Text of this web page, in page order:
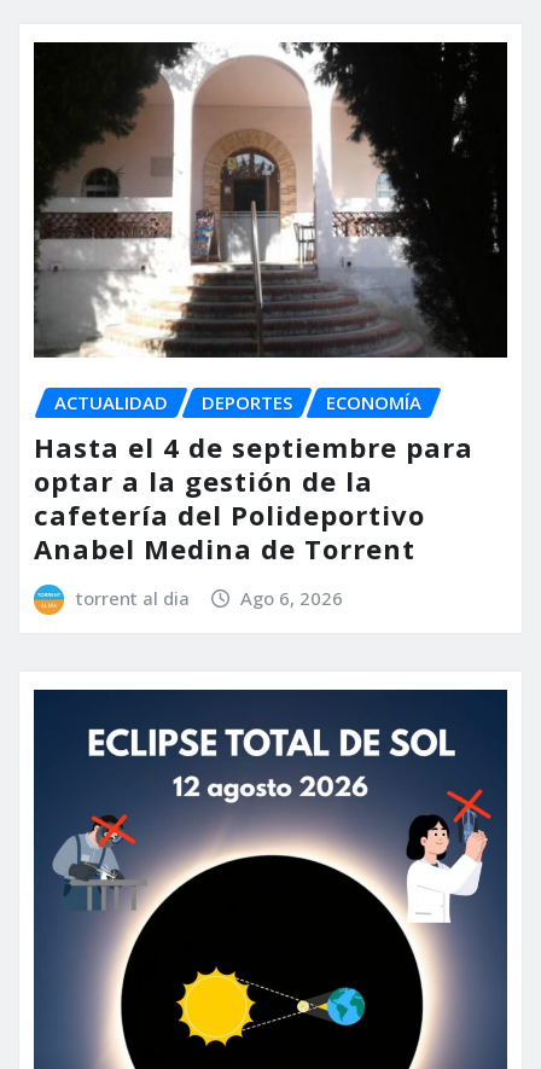
ACTUALIDAD DEPORTES ECONOMÍA
Hasta el 4 de septiembre para
optar a la gestión de la
cafetería del Polideportivo
Anabel Medina de Torrent
torrent al dia Ago 6, 2026